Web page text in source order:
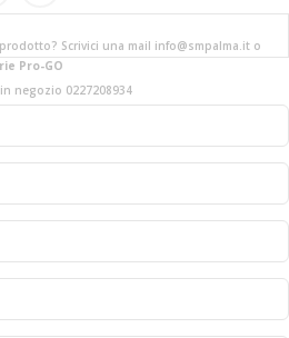
Scrivici una mail info@smpalma.it o
negozio 0227208934
Pro-GO